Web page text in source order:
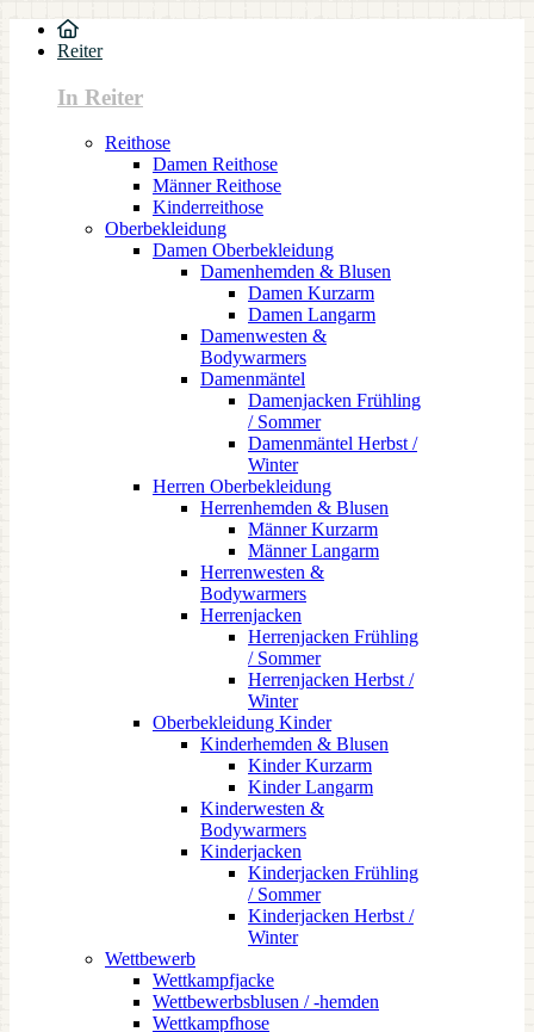
Reiter
In Reiter
Reithose
Damen Reithose
Männer Reithose
Kinderreithose
Oberbekleidung
Damen Oberbekleidung
Damenhemden & Blusen
Damen Kurzarm
Damen Langarm
Damenwesten &
Bodywarmers
Damenmäntel
Damenjacken Frühling
/ Sommer
Damenmäntel Herbst /
Winter
Herren Oberbekleidung
Herrenhemden & Blusen
Männer Kurzarm
Männer Langarm
Herrenwesten &
Bodywarmers
Herrenjacken
Herrenjacken Frühling
/ Sommer
Herrenjacken Herbst /
Winter
Oberbekleidung Kinder
Kinderhemden & Blusen
Kinder Kurzarm
Kinder Langarm
Kinderwesten &
Bodywarmers
Kinderjacken
Kinderjacken Frühling
/ Sommer
Kinderjacken Herbst /
Winter
Wettbewerb
Wettkampfjacke
Wettbewerbsblusen / -hemden
Wettkampfhose